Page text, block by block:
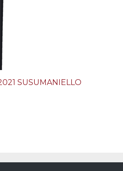
SUSUMANIELLO